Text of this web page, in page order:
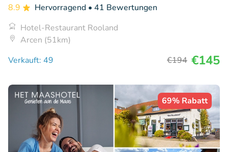
8.9 Hervorragend • 41 Bewertungen
Hotel-Restaurant Rooland
Arcen (51km)
Verkauft: 49
€194 €145
69% Rabatt